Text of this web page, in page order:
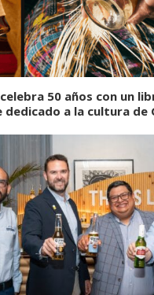
50 años con un
dedicado a la cultura de